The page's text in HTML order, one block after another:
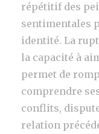
répétitif des
sentimentales
identité. La
la capacité à
permet de
comprendre
conflits,
relation